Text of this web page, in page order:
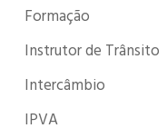
Formação
Instrutor de Trânsito
Intercâmbio
IPVA